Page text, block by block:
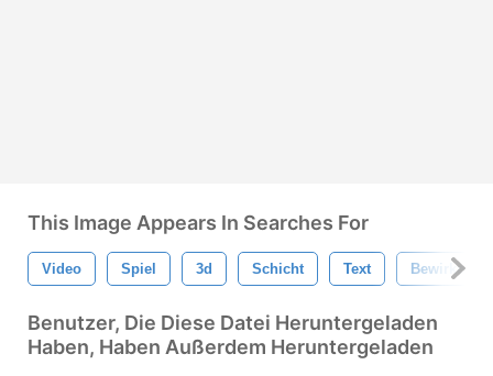
This Image Appears In Searches For
Video Spiel 3d Schicht Text Bewirken
Benutzer, Die Diese Datei Heruntergeladen
Haben, Haben Außerdem Heruntergeladen